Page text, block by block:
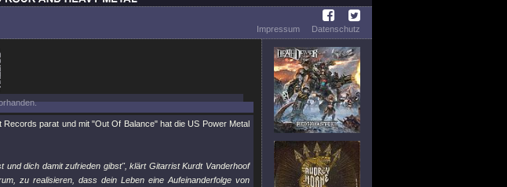
Impressum
Datenschutz
Records parat und mit"Out Of Balance"hat die US Power Metal
und dich damit zufrieden gibst", klärt Gitarrist Kurdt Vanderhoof
zu realisieren, dass dein Leben eine Aufeinanderfolge von